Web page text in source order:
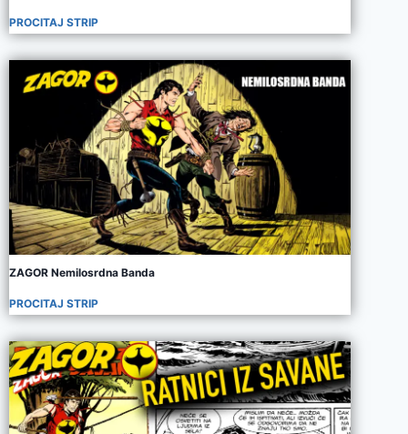
PROCITAJ STRIP
ZAGOR Nemilosrdna Banda
PROCITAJ STRIP